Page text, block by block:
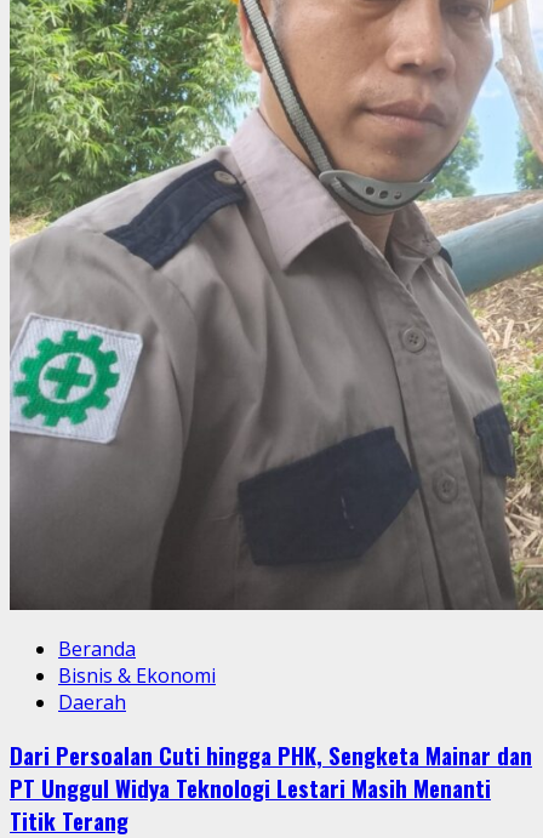
Beranda
Bisnis & Ekonomi
Daerah
Dari Persoalan Cuti hingga PHK, Sengketa Mainar dan
PT Unggul Widya Teknologi Lestari Masih Menanti
Titik Terang